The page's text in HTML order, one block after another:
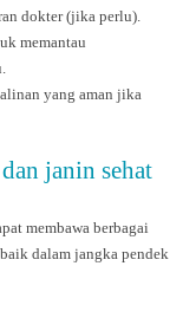
dokter (jika perlu).
memantau
yang aman jika
janin sehat
membawa berbagai
dalam jangka pendek